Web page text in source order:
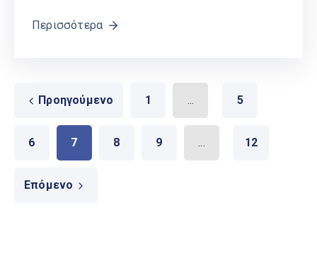
Περισσότερα
Προηγούμενο 1 ... 5
6 7 8 9 ... 12
Επόμενο